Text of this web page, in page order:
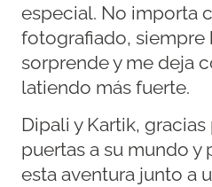
especial. No importa
fotografiado, siempre
sorprende y me deja
latiendo más fuerte.
Dipali y Kartik,
puertas a su mundo y
esta aventura junto a